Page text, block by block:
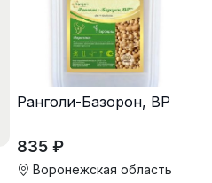
Ранголи-Базорон, ВР
835 ₽
Воронежская область